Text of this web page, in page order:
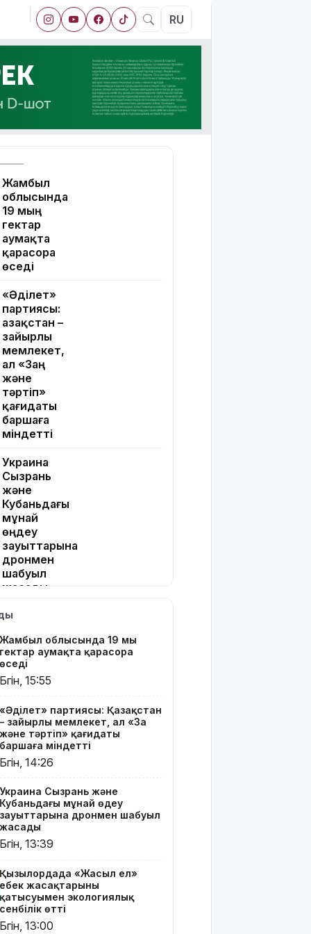
RU
Жамбыл
облысында
19 мың
гектар
аумақта
қарасора
өседі
«Әділет»
партиясы:
Қазақстан –
зайырлы
мемлекет,
ал «Заң
және
тәртіп»
қағидаты
баршаға
міндетті
Украина
Сызрань
және
Кубаньдағы
мұнай
өңдеу
зауыттарына
дронмен
шабуыл
жасады
Қызылордада
ел» еңбек
жасақтарының
қатысуымен
экологиялық
өтті
Риддерде
алғаш рет
«Поэзия
"Қорғансыз
күндерім
көп
болды":
Дариға
Бадықова
елге
айтпаған
құпиясын
Жамбыл облысында 19 мың
гектар аумақта қарасора
өседі
Бүгін, 15:55
«Әділет» партиясы: Қазақстан
– зайырлы мемлекет, ал «Заң
және тәртіп» қағидаты
баршаға міндетті
Бүгін, 14:26
Украина Сызрань және
Кубаньдағы мұнай өңдеу
зауыттарына дронмен шабуыл
жасады
Бүгін, 13:39
Қызылордада «Жасыл ел»
еңбек жасақтарының
қатысуымен экологиялық
сенбілік өтті
Бүгін, 13:00